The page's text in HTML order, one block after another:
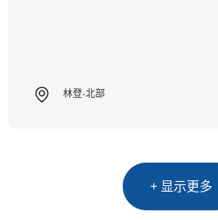
林登-北部
+ 显示更多